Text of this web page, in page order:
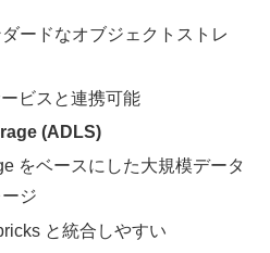
ードなオブジェクトストレ
ビスと連携可能
(ADLS)
をベースにした大規模データ
ジ
と統合しやすい